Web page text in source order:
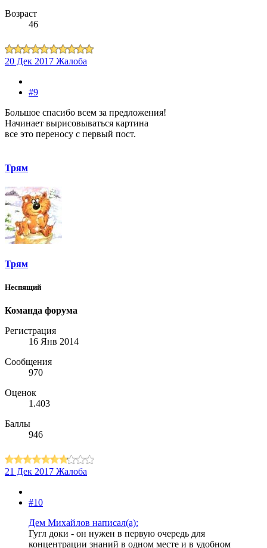
Возраст
46
20 Дек 2017 Жалоба
#9
Большое спасибо всем за предложения!
Начинает вырисовываться картина
все это переносу с первый пост.
Трям
Трям
Неспящий
Команда форума
Регистрация
16 Янв 2014
Сообщения
970
Оценок
1.403
Баллы
946
21 Дек 2017 Жалоба
#10
Дем Михайлов написал(а):
Гугл доки - он нужен в первую очередь для
концентрации знаний в одном месте и в удобном